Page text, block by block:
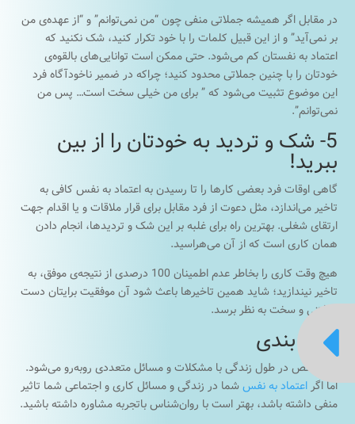
در مقابل اگر همیشه جملاتی منفی چون “من نمی‌توانم” و “از عهده‌ی من
بر نمی‌آید” و از این قبیل کلمات را با خود تکرار کنید، شک نکنید که
اعتماد به نفستان کم می‌شود. حتی ممکن است توانایی‌های بالقوه‌ی
خودتان را با چنین جملاتی محدود کنید؛ چراکه در ضمیر ناخودآگاه فرد
این موضوع تثبیت می‌شود که ” برای من خیلی سخت است… پس من
نمی‌توانم”.
5- شک و تردید به خودتان را از بین
ببرید!
گاهی اوقات فرد بعضی کارها را تا رسیدن به اعتماد به نفس کافی به
تاخیر می‌اندازد، مثل دعوت از فرد مقابل برای قرار ملاقات و یا اقدام جهت
ارتقای شغلی. بهترین راه برای غلبه بر این شک و تردیدها، انجام دادن
همان کاری است که از آن می‌هراسید.
هیچ وقت کاری را بخاطر عدم اطمینان 100 درصدی از نتیجه‌ی موفق، به
تاخیر نیندازید؛ شاید همین تاخیرها باعث شود آن موفقیت برایتان دست
نیافتنی و سخت به نظر برسد.
جمع بندی
هر شخص در طول زندگی با مشکلات و مسائل متعددی روبه‌رو می‌شود.
اما اگراعتماد به نفسشما در زندگی و مسائل کاری و اجتماعی شما تاثیر
منفی داشته باشد، بهتر است با روان‌شناس باتجربه مشاوره داشته باشید.
